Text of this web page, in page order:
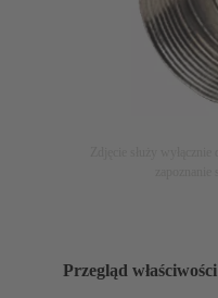
Przegląd właściwości